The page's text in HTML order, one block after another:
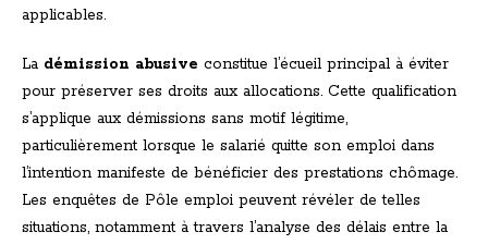
applicables.
La démission abusive constitue l’écueil principal à éviter
pour préserver ses droits aux allocations. Cette qualification
s’applique aux démissions sans motif légitime,
particulièrement lorsque le salarié quitte son emploi dans
l’intention manifeste de bénéficier des prestations chômage.
Les enquêtes de Pôle emploi peuvent révéler de telles
situations, notamment à travers l’analyse des délais entre la